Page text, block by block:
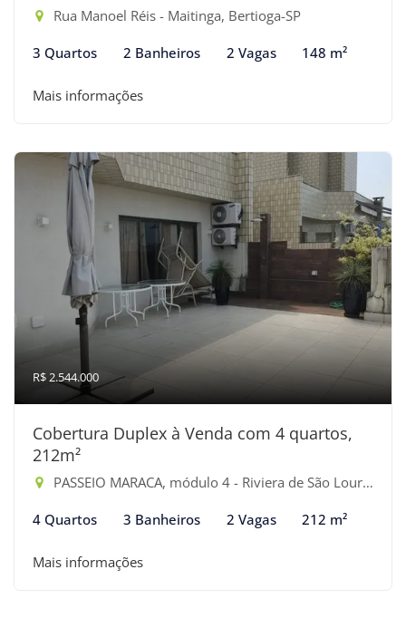
Rua Manoel Réis - Maitinga, Bertioga-SP
3 Quartos 2 Banheiros 2 Vagas 148 m²
Mais informações
R$ 2.544.000
Cobertura Duplex à Venda com 4 quartos,
212m²
PASSEIO MARACA, módulo 4 - Riviera de São Lourenço, Bertioga-SP
4 Quartos 3 Banheiros 2 Vagas 212 m²
Mais informações